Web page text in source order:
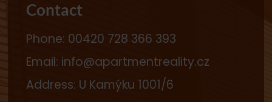
Contact
Phone: 00420 728 366 393
Email: info@apartmentreality.cz
Address: U Kamýku 1001/6